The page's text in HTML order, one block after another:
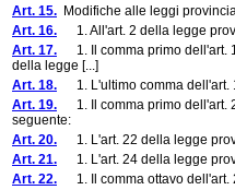
Art. 15. Modifiche alle leggi
Art. 16. 1. All'art. 2 della legge
Art. 17. 1. Il comma primo dell'art.
della legge [...]
Art. 18. 1. L'ultimo comma dell'art.
Art. 19. 1. Il comma primo dell'art.
seguente:
Art. 20. 1. L'art. 22 della legge
Art. 21. 1. L'art. 24 della legge
Art. 22. 1. Il comma ottavo dell'art.